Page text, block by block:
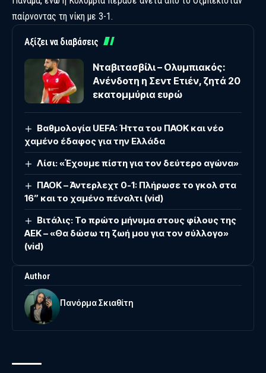
παίρνοντας τη νίκη με 3-1.
Αξίζει να διαβάσεις
Νταβιτασβίλι – Ολυμπιακός:
Ανένδοτη η Σεντ Ετιέν, ζητά 20
εκατομμύρια ευρώ
Βαθμολογία UEFA: Ήττα του ΠΑΟΚ και νέο
χαμένο έδαφος για την Ελλάδα
Λίσι: «Έχουμε πίστη για τον δεύτερο αγώνα»
ΠΑΟΚ – Άντερλεχτ 0-1: Πλήρωσε το γκολ στα
16” και το χαμένο πέναλτι (vid)
Βιτάλις: Το πρώτο μήνυμα στους φίλους της
ΑΕΚ – «Θα δώσω τη ζωή μου για τον σύλλογο»
(vid)
Author
Πανόρμα Σκιαθίτη